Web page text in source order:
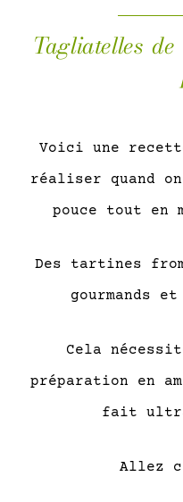
Tagliatelles
Voici une
réaliser quand
pouce tout en
Des tartines
gourmands
Cela
préparation en
fait ultra
Allez